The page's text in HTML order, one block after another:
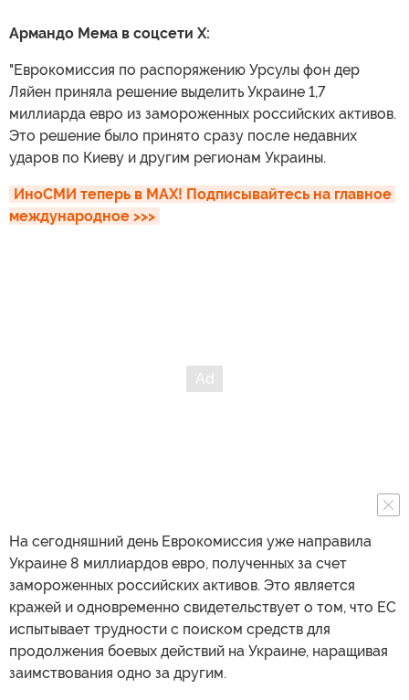
Армандо Мема в соцсети X:
"Еврокомиссия по распоряжению Урсулы фон дер
Ляйен приняла решение выделить Украине 1,7
миллиарда евро из замороженных российских активов.
Это решение было принято сразу после недавних
ударов по Киеву и другим регионам Украины.
ИноСМИ теперь в MAX! Подписывайтесь на главное
международное >>>
На сегодняшний день Еврокомиссия уже направила
Украине 8 миллиардов евро, полученных за счет
замороженных российских активов. Это является
кражей и одновременно свидетельствует о том, что ЕС
испытывает трудности с поиском средств для
продолжения боевых действий на Украине, наращивая
заимствования одно за другим.